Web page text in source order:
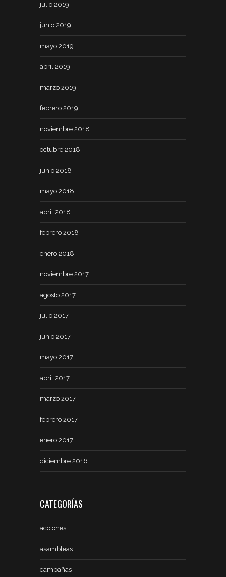
julio 2019
junio 2019
mayo 2019
abril 2019
marzo 2019
febrero 2019
noviembre 2018
octubre 2018
junio 2018
mayo 2018
abril 2018
febrero 2018
enero 2018
noviembre 2017
agosto 2017
julio 2017
junio 2017
mayo 2017
abril 2017
marzo 2017
febrero 2017
enero 2017
diciembre 2016
CATEGORÍAS
acciones
asambleas
campañas